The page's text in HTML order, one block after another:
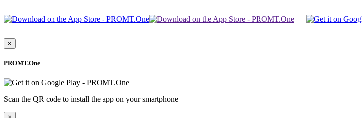
×
PROMT.One
Scan the QR code to install the app on your smartphone